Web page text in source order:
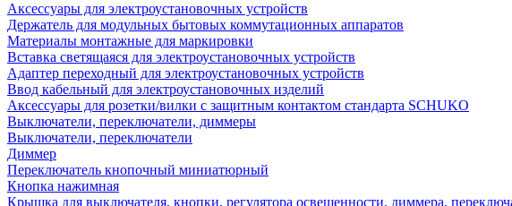
Аксессуары для электроустановочных устройств
Держатель для модульных бытовых коммутационных аппаратов
Материалы монтажные для маркировки
Вставка светящаяся для электроустановочных устройств
Адаптер переходный для электроустановочных устройств
Ввод кабельный для электроустановочных изделий
Аксессуары для розетки/вилки с защитным контактом стандарта SCHUKO
Выключатели, переключатели, диммеры
Выключатели, переключатели
Диммер
Переключатель кнопочный миниатюрный
Кнопка нажимная
Крышка для выключателя, кнопки, регулятора освещенности, диммера,